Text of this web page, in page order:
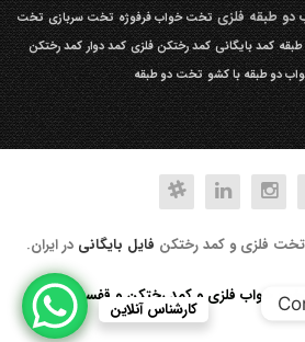
طبقه فلزی تخت خواب فرفوژه تخت سربازی تخت
کمد بایگانی کمد رختکن فلزی کمد دوار کمد رختکن
دو طبقه با کشو تخت دو طبقه
تخت فلزی و کمد رختکن فایل بایگانی در ایران.
کارشناس آنلاین
تخت خواب فلزی و کمد رختکن و قفسه کتابخانه